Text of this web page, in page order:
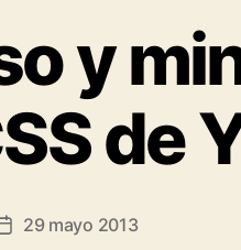
y
de
Post29 mayo 2013